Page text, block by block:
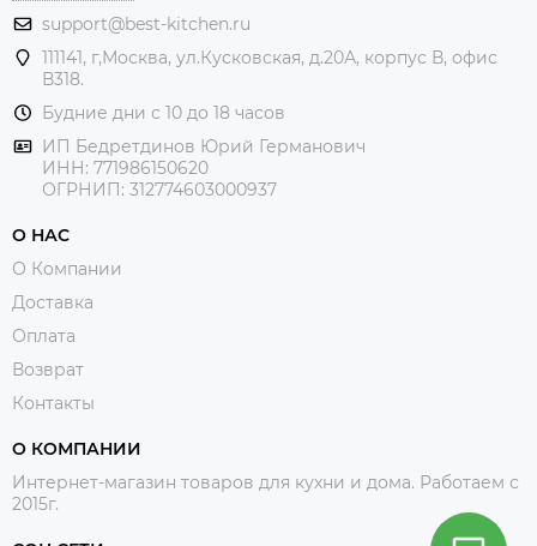
support@best-kitchen.ru
111141, г,Москва, ул.Кусковская, д.20А, корпус В, офис
В318.
Будние дни с 10 до 18 часов
ИП Бедретдинов Юрий Германович
ИНН: 771986150620
ОГРНИП: 312774603000937
О НАС
О Компании
Доставка
Оплата
Возврат
Контакты
О КОМПАНИИ
Интернет-магазин товаров для кухни и дома. Работаем с
2015г.